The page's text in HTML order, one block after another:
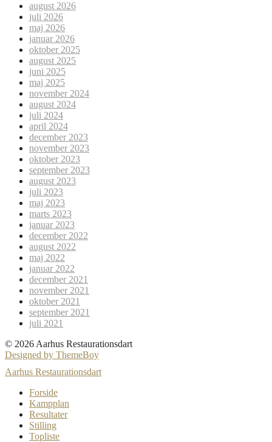
august 2026
juli 2026
maj 2026
januar 2026
oktober 2025
august 2025
juni 2025
maj 2025
november 2024
august 2024
juli 2024
april 2024
december 2023
november 2023
oktober 2023
september 2023
august 2023
juli 2023
maj 2023
marts 2023
januar 2023
december 2022
august 2022
maj 2022
januar 2022
december 2021
november 2021
oktober 2021
september 2021
juli 2021
© 2026 Aarhus Restaurationsdart
Designed by ThemeBoy
Aarhus Restaurationsdart
Forside
Kampplan
Resultater
Stilling
Topliste